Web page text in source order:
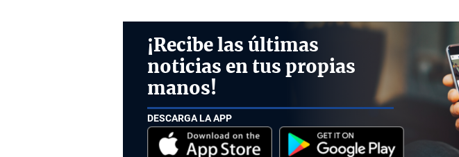
¡Recibe las últimas
noticias en tus propias
manos!
DESCARGA LA APP